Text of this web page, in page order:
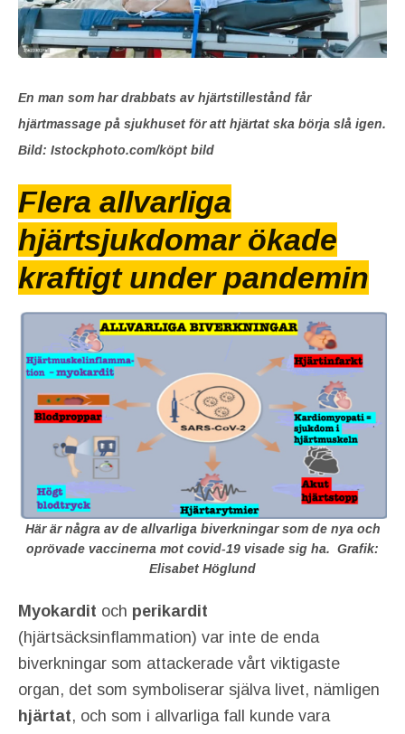
En man som har drabbats av hjärtstillestånd får
hjärtmassage på sjukhuset för att hjärtat ska börja slå igen.
Bild: Istockphoto.com/köpt bild
Flera allvarliga
hjärtsjukdomar ökade
kraftigt under pandemin
Här är några av de allvarliga biverkningar som de nya och
oprövade vaccinerna mot covid-19 visade sig ha. Grafik:
Elisabet Höglund
Myokardit och perikardit
(hjärtsäcksinflammation) var inte de enda
biverkningar som attackerade vårt viktigaste
organ, det som symboliserar själva livet, nämligen
hjärtat, och som i allvarliga fall kunde vara